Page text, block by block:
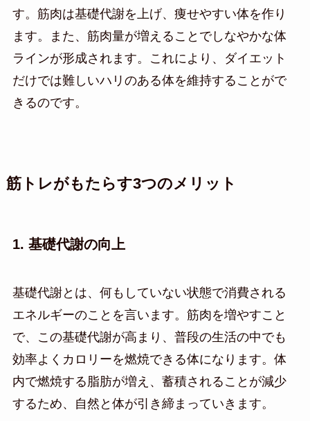
す。筋肉は基礎代謝を上げ、痩せやすい体を作り
ます。また、筋肉量が増えることでしなやかな体
ラインが形成されます。これにより、ダイエット
だけでは難しいハリのある体を維持することがで
きるのです。
筋トレがもたらす3つのメリット
1. 基礎代謝の向上
基礎代謝とは、何もしていない状態で消費される
エネルギーのことを言います。筋肉を増やすこと
で、この基礎代謝が高まり、普段の生活の中でも
効率よくカロリーを燃焼できる体になります。体
内で燃焼する脂肪が増え、蓄積されることが減少
するため、自然と体が引き締まっていきます。